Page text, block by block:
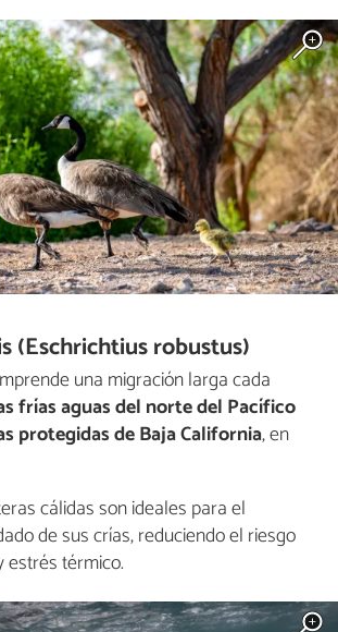
(Eschrichtius robustus)
una migración larga cada
frías aguas del norte del Pacífico
protegidas de Baja California, en
cálidas son ideales para el
de sus crías, reduciendo el riesgo
estrés térmico.